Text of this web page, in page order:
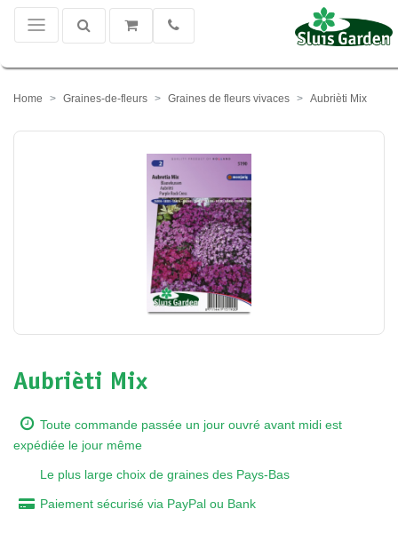
Home Graines-de-fleurs Graines de fleurs vivaces Aubrièti Mix
Aubrièti Mix
Toute commande passée un jour ouvré avant midi est
expédiée le jour même
Le plus large choix de graines des Pays-Bas
Paiement sécurisé via PayPal ou Bank